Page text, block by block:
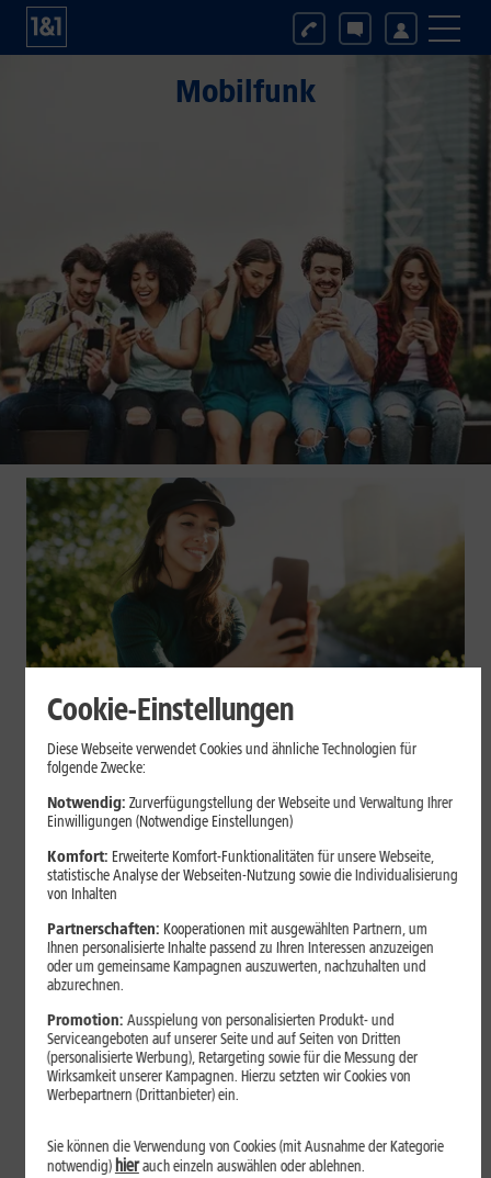
Mobilfunk
Datenvolumen sparen: Praktische
Tipps für Dein Smartphone
Videos, Social Media, Cloud-Backups und App-Updates können
Dein mobiles Datenvolumen schnell belasten. Mit einigen
Verbrauch begrenzen.
Mehr erfahren
Cookie-Einstellungen
Diese Webseite verwendet Cookies und ähnliche Technologien für
folgende Zwecke:
Notwendig: Zurverfügungstellung der Webseite und Verwaltung Ihrer
Einwilligungen (Notwendige Einstellungen)
Komfort: Erweiterte Komfort-Funktionalitäten für unsere Webseite,
statistische Analyse der Webseiten-Nutzung sowie die Individualisierung
von Inhalten
Partnerschaften: Kooperationen mit ausgewählten Partnern, um
Ihnen personalisierte Inhalte passend zu Ihren Interessen anzuzeigen
oder um gemeinsame Kampagnen auszuwerten, nachzuhalten und
abzurechnen.
Promotion: Ausspielung von personalisierten Produkt- und
Serviceangeboten auf unserer Seite und auf Seiten von Dritten
(personalisierte Werbung), Retargeting sowie für die Messung der
Wirksamkeit unserer Kampagnen. Hierzu setzten wir Cookies von
Werbepartnern (Drittanbieter) ein.
Sie können die Verwendung von Cookies (mit Ausnahme der Kategorie
notwendig) hierauch einzeln auswählen oder ablehnen.